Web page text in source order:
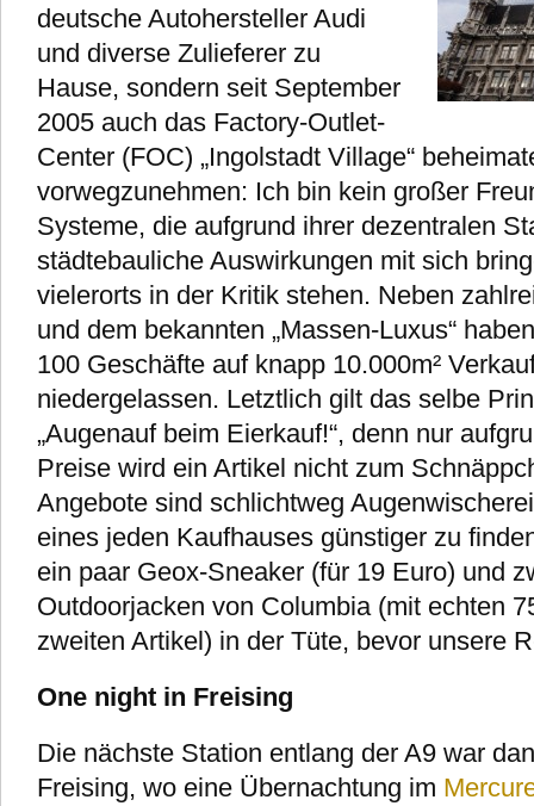
deutsche Autohersteller Audi
und diverse Zulieferer zu
Hause, sondern seit September
2005 auch das Factory-Outlet-
Center (FOC) „Ingolstadt Village“
vorwegzunehmen: Ich bin kein großer
Systeme, die aufgrund ihrer dezentralen
städtebauliche Auswirkungen mit sich
vielerorts in der Kritik stehen. Neben
und dem bekannten „Massen-Luxus“
100 Geschäfte auf knapp 10.000m²
niedergelassen. Letztlich gilt das selbe
„Augenauf beim Eierkauf!“, denn nur
Preise wird ein Artikel nicht zum
Angebote sind schlichtweg
eines jeden Kaufhauses günstiger zu
ein paar Geox-Sneaker (für 19 Euro) und
Outdoorjacken von Columbia (mit echten
zweiten Artikel) in der Tüte, bevor unsere
One night in Freising
Die nächste Station entlang der A9 war
Freising, wo eine Übernachtung im